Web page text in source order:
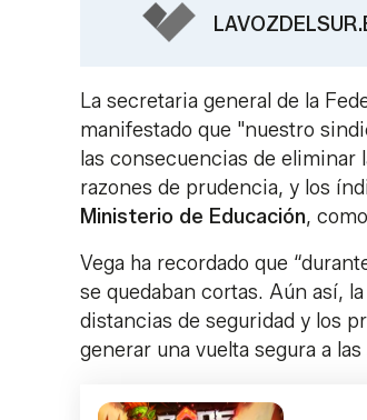
La secretaria general de la
manifestado que "nuestro
las consecuencias de eliminar
razones de prudencia, y los
Ministerio de Educación,
Vega ha recordado que
se quedaban cortas. Aún así,
distancias de seguridad y los
generar una vuelta segura a